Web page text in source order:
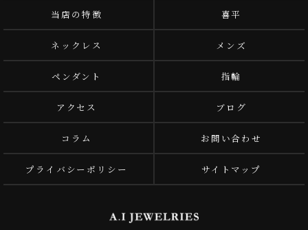
当店の特徴 喜平
ネックレス メンズ
ペンダント 指輪
アクセス ブログ
コラム お問い合わせ
プライバシーポリシー サイトマップ